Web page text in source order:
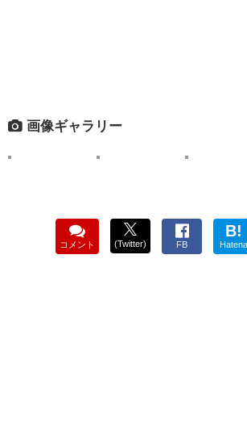
画像ギャラリー
コメント (Twitter) FB
B!
Hatena